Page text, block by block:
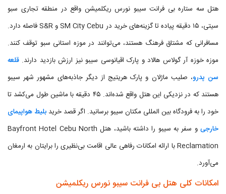
هتل سه ستاره بی فرانت سیبو نورس ریکلمیشن واقع در منطقه تجاری سبو
سیتی، ۱۵ دقیقه پیاده تا گزینه‌های خرید در SM City Cebu و S&R فاصله دارد.
مسافرانی که مشتاق فرهنگ هستند، می‌توانند در موزه استانی سبو توقف کنند.
موزه خوزه آر گولاس هالاد و پارک اقیانوسی سیبو نیز ارزش بازدید دارند. قلعه
سن پدرو، صلیب ماژلان و پارک هریتیج از دیگر جاذبه‌های مشهور شهر سیبو
هستند که در نزدیکی این هتل واقع شده‌اند. ۴۵ دقیقه با ماشین طول می‌کشد تا
خود را به فرودگاه بین المللی مکتان سیبو برسانید. اگر قصد خرید بلیط هواپیمای
خارجی
و سفر به سیبو را داشته باشید، هتل Bayfront Hotel Cebu North
Reclamation با ارائه امکانات رفاهی عالی اقامت بی‌نظیری را برایتان به ارمغان
می‌آورد.
امکانات کلی هتل بی فرانت سیبو نورس ریکلمیشن